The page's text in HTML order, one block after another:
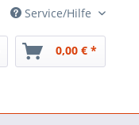
Service/Hilfe
0,00 € *